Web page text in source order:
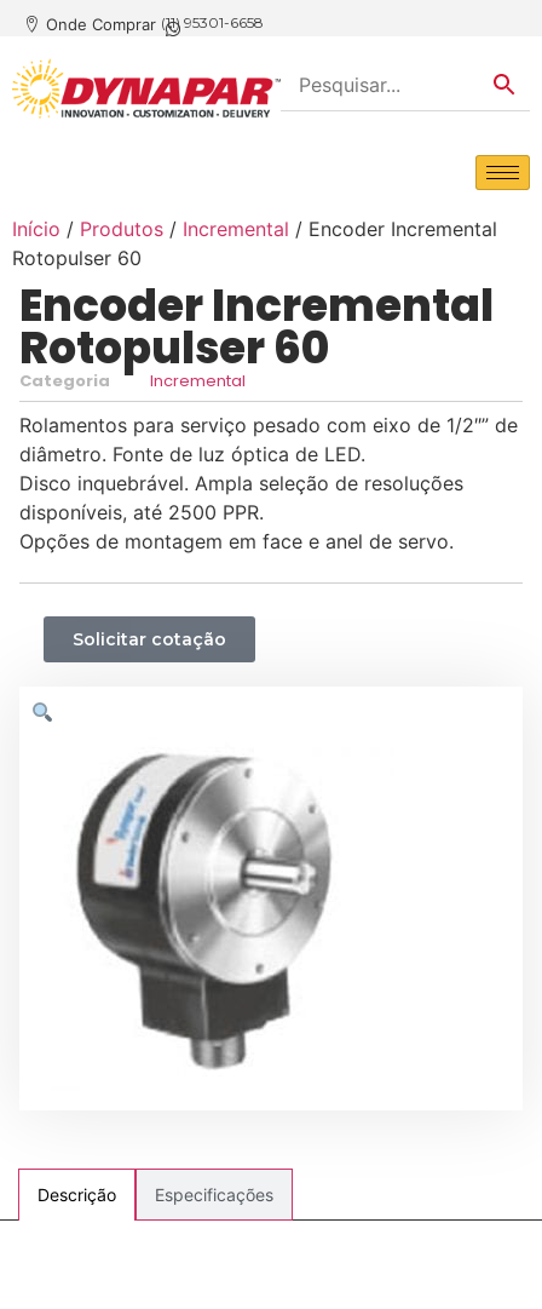
Onde Comprar (11) 95301-6658
Início / Produtos / Incremental / Encoder Incremental
Rotopulser 60
Encoder Incremental
Rotopulser 60
Categoria Incremental
Rolamentos para serviço pesado com eixo de 1/2″” de
diâmetro. Fonte de luz óptica de LED.
Disco inquebrável. Ampla seleção de resoluções
disponíveis, até 2500 PPR.
Opções de montagem em face e anel de servo.
Solicitar cotação
Descrição Especificações